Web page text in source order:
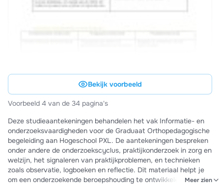
Bekijk voorbeeld
Voorbeeld 4 van de 34 pagina's
Deze studieaantekeningen behandelen het vak Informatie- en
onderzoeksvaardigheden voor de Graduaat Orthopedagogische
begeleiding aan Hogeschool PXL. De aantekeningen bespreken
onder andere de onderzoekscyclus, praktijkonderzoek in zorg en
welzijn, het signaleren van praktijkproblemen, en technieken
zoals observatie, logboeken en reflectie. Dit materiaal helpt je
om een onderzoekende beroepshouding te ontwikkelen enMeer zien